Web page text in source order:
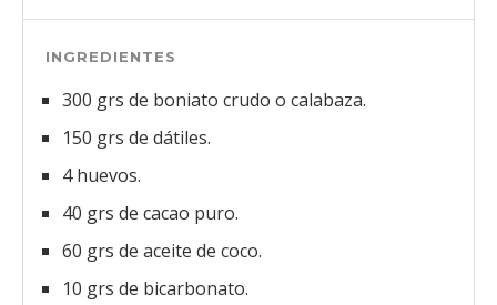
INGREDIENTES
300 grs de boniato crudo o calabaza.
150 grs de dátiles.
4 huevos.
40 grs de cacao puro.
60 grs de aceite de coco.
10 grs de bicarbonato.